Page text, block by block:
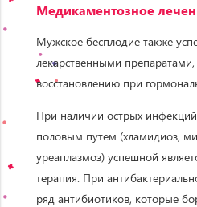
Медикаментозное
Мужское бесплодие также
лекарственными
восстановлению при
При наличии острых
половым путем (хламидиоз,
уреаплазмоз) успешной
терапия. При
ряд антибиотиков, которые